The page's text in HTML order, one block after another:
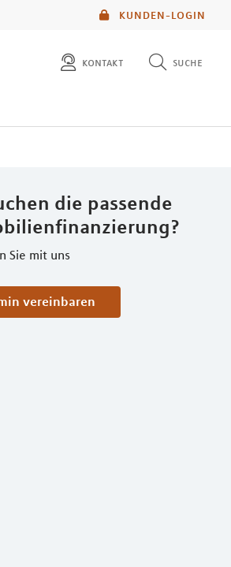
KUNDEN-LOGIN
kontakt suche
die passende
Sie mit uns
vereinbaren